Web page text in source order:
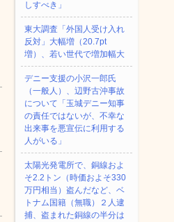
しすべき」
東大調査「外国人受け入れ
反対」大幅増（20.7pt
増）、若い世代で増加幅大
デニー支援の小沢一郎氏
（一般人）、辺野古沖事故
について「玉城デニー知事
の責任ではないが、不幸な
出来事を悪宣伝に利用する
人がいる」
太陽光発電所で、銅線およ
そ2.2トン（時価およそ330
万円相当）盗んだなど、ベ
トナム国籍（無職）２人逮
捕、盗まれた銅線の半分は